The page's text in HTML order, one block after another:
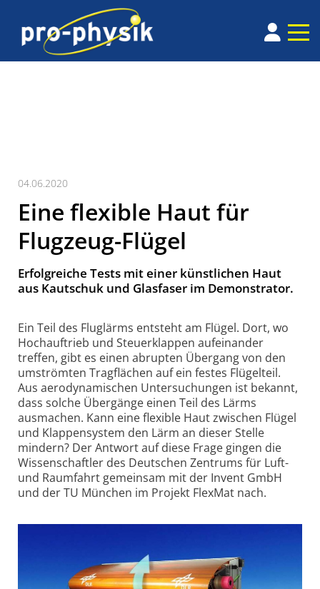
04.06.2020
Eine flexible Haut für
Flugzeug-Flügel
Erfolgreiche Tests mit einer künstlichen Haut
aus Kautschuk und Glasfaser im Demonstrator.
Ein Teil des Fluglärms entsteht am Flügel. Dort, wo
Hoch­auftrieb und Steuer­klappen aufein­ander
treffen, gibt es einen abrupten Übergang von den
umströmten Trag­flächen auf ein festes Flügel­teil.
Aus aero­dynamischen Unter­suchungen ist bekannt,
dass solche Übergänge einen Teil des Lärms
ausmachen. Kann eine flexible Haut zwischen Flügel
und Klappen­system den Lärm an dieser Stelle
mindern? Der Antwort auf diese Frage gingen die
Wissen­schaftler des Deutschen Zentrums für Luft-
und Raum­fahrt gemeinsam mit der Invent GmbH
und der TU München im Projekt FlexMat nach.